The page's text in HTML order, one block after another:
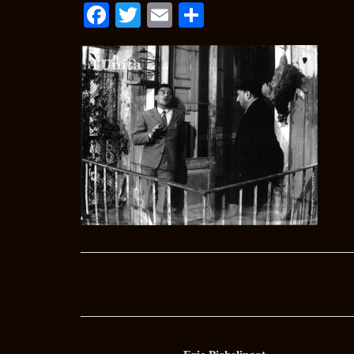
Facebook
Twitter
Email